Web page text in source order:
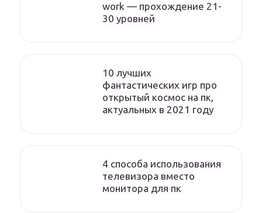
work — прохождение 21-
30 уровней
10 лучших
фантастических игр про
открытый космос на пк,
актуальных в 2021 году
4 способа использования
телевизора вместо
монитора для пк